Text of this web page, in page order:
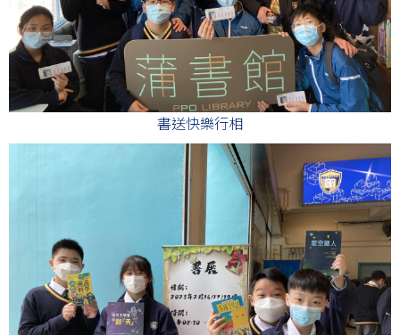
書送快樂行相